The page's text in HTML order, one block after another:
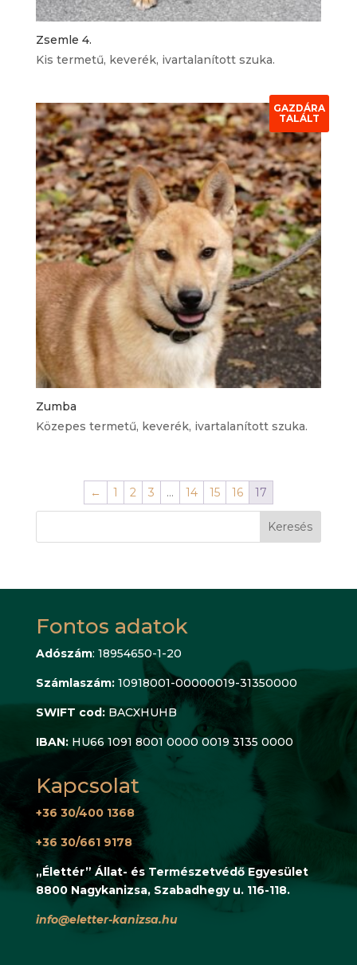
Zsemle 4.
Kis termetű, keverék, ivartalanított szuka.
GAZDÁRA
TALÁLT
Zumba
Közepes termetű, keverék, ivartalanított szuka.
← 1 2 3 … 14 15 16 17
Keresés
Fontos adatok
Adószám: 18954650-1-20
Számlaszám: 10918001-00000019-31350000
SWIFT cod: BACXHUHB
IBAN: HU66 1091 8001 0000 0019 3135 0000
Kapcsolat
+36 30/400 1368
+36 30/661 9178
„Élettér” Állat- és Természetvédő Egyesület
8800 Nagykanizsa, Szabadhegy u. 116-118.
info@eletter-kanizsa.hu